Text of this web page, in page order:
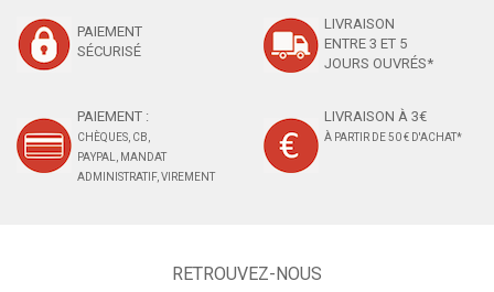
PAIEMENT
SÉCURISÉ
LIVRAISON
ENTRE 3 ET 5
JOURS OUVRÉS*
PAIEMENT :
CHÈQUES, CB,
PAYPAL, MANDAT
ADMINISTRATIF, VIREMENT
LIVRAISON À 3€
À PARTIR DE 50 € D'ACHAT*
RETROUVEZ-NOUS